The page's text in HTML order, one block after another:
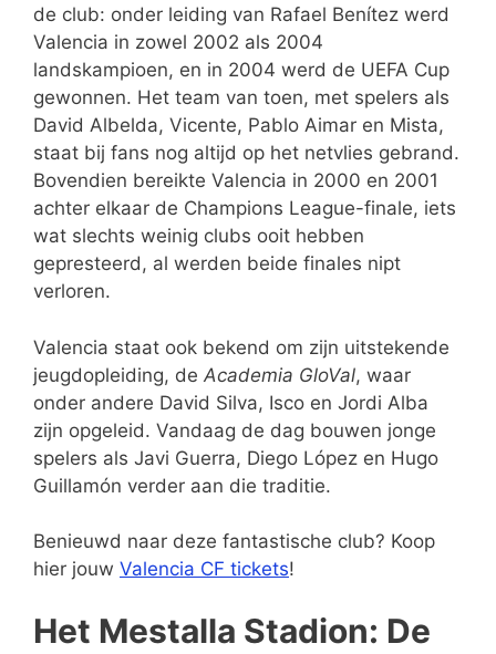
de club: onder leiding van Rafael Benítez werd
Valencia in zowel 2002 als 2004
landskampioen, en in 2004 werd de UEFA Cup
gewonnen. Het team van toen, met spelers als
David Albelda, Vicente, Pablo Aimar en Mista,
staat bij fans nog altijd op het netvlies gebrand.
Bovendien bereikte Valencia in 2000 en 2001
achter elkaar de Champions League-finale, iets
wat slechts weinig clubs ooit hebben
gepresteerd, al werden beide finales nipt
verloren.
Valencia staat ook bekend om zijn uitstekende
jeugdopleiding, de Academia GloVal, waar
onder andere David Silva, Isco en Jordi Alba
zijn opgeleid. Vandaag de dag bouwen jonge
spelers als Javi Guerra, Diego López en Hugo
Guillamón verder aan die traditie.
Benieuwd naar deze fantastische club? Koop
hier jouw Valencia CF tickets!
Het Mestalla Stadion: De